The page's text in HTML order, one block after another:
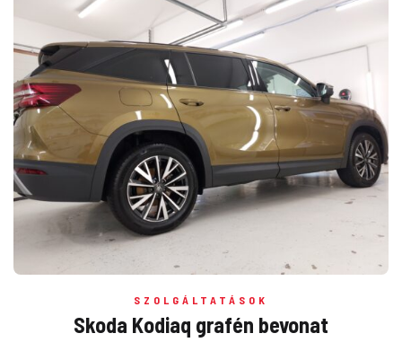
SZOLGÁLTATÁSOK
Skoda Kodiaq grafén bevonat